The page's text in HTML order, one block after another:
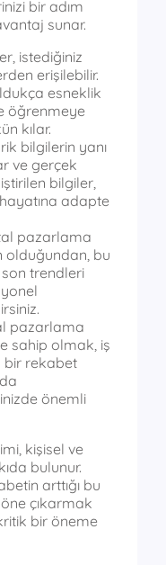
bir adım
sunar.
istediğiniz
erişilebilir.
esneklik
öğrenmeye
kılar.
bilgilerin yanı
ve gerçek
bilgiler,
hayatına adapte
pazarlama
olduğundan, bu
trendleri
pazarlama
sahip olmak, iş
bir rekabet
önemli
kişisel ve
bulunur.
arttığı bu
çıkarmak
bir öneme